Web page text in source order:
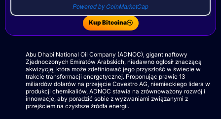
Powered by CoinMarketCap
Kup Bitcoina
Abu Dhabi National Oil Company (ADNOC), gigant naftowy
Zjednoczonych Emiratów Arabskich, niedawno ogłosił znaczącą
akwizycję, która może zdefiniować jego przyszłość w świecie w
trakcie transformacji energetycznej. Proponując prawie 13
miliardów dolarów na przejęcie Covestro AG, niemieckiego lidera w
produkcji chemikaliów, ADNOC stawia na zrównoważony rozwój i
innowacje, aby poradzić sobie z wyzwaniami związanymi z
przejściem na czystsze źródła energii.